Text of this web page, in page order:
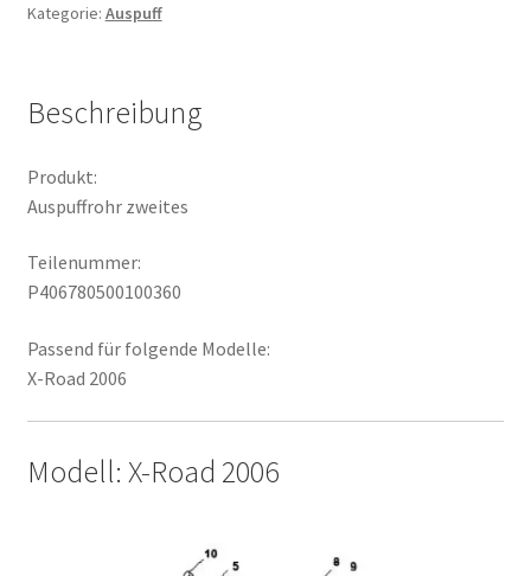
Kategorie: Auspuff
Beschreibung
Produkt:
Auspuffrohr zweites
Teilenummer:
P406780500100360
Passend für folgende Modelle:
X-Road 2006
Modell: X-Road 2006